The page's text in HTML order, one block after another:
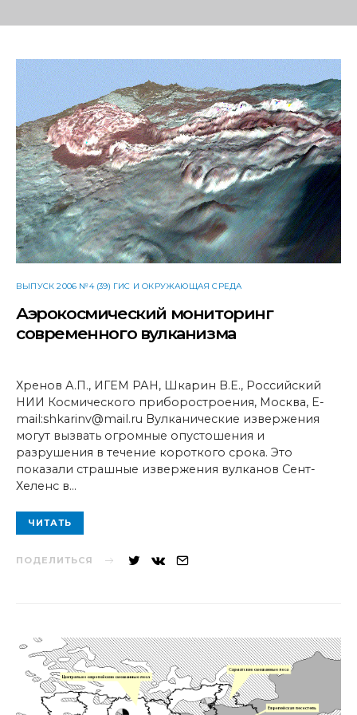
ВЫПУСК 2006 №4 (39) ГИС И ОКРУЖАЮЩАЯ СРЕДА
Аэрокосмический мониторинг
современного вулканизма
Хренов А.П., ИГЕМ РАН, Шкарин В.Е., Российский
НИИ Космического приборостроения, Москва, E-
mail:shkarinv@mail.ru Вулканические извержения
могут вызвать огромные опустошения и
разрушения в течение короткого срока. Это
показали страшные извержения вулканов Сент-
Хеленс в…
ЧИТАТЬ
ПОДЕЛИТЬСЯ